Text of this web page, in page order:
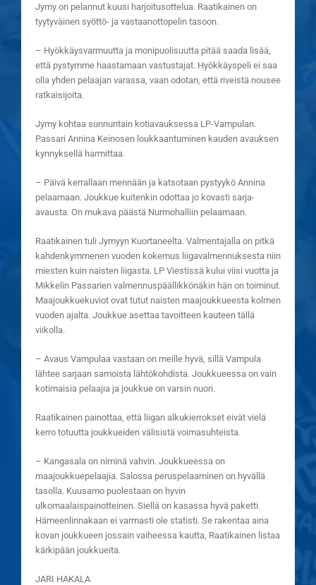
Jymy on pelannut kuusi harjoitusottelua. Raatikainen on
tyytyväinen syöttö- ja vastaanottopelin tasoon.
– Hyökkäysvarmuutta ja monipuolisuutta pitää saada lisää,
että pystymme haastamaan vastustajat. Hyökkäyspeli ei saa
olla yhden pelaajan varassa, vaan odotan, että riveistä nousee
ratkaisijoita.
Jymy kohtaa sunnuntain kotiavauksessa LP-Vampulan.
Passari Annina Keinosen loukkaantuminen kauden avauksen
kynnyksellä harmittaa.
– Päivä kerrallaan mennään ja katsotaan pystyykö Annina
pelaamaan. Joukkue kuitenkin odottaa jo kovasti sarja-
avausta. On mukava päästä Nurmohalliin pelaamaan.
Raatikainen tuli Jymyyn Kuortaneelta. Valmentajalla on pitkä
kahdenkymmenen vuoden kokemus liigavalmennuksesta niin
miesten kuin naisten liigasta. LP Viestissä kului viisi vuotta ja
Mikkelin Passarien valmennuspäällikkönäkin hän on toiminut.
Maajoukkuekuviot ovat tutut naisten maajoukkueesta kolmen
vuoden ajalta. Joukkue asettaa tavoitteen kauteen tällä
viikolla.
– Avaus Vampulaa vastaan on meille hyvä, sillä Vampula
lähtee sarjaan samoista lähtökohdista. Joukkueessa on vain
kotimaisia pelaajia ja joukkue on varsin nuori.
Raatikainen painottaa, että liigan alkukierrokset eivät vielä
kerro totuutta joukkueiden välisistä voimasuhteista.
– Kangasala on niminä vahvin. Joukkueessa on
maajoukkuepelaajia. Salossa peruspelaaminen on hyvällä
tasolla. Kuusamo puolestaan on hyvin
ulkomaalaispainotteinen. Siellä on kasassa hyvä paketti.
Hämeenlinnakaan ei varmasti ole statisti. Se rakentaa aina
kovan joukkueen jossain vaiheessa kautta, Raatikainen listaa
kärkipään joukkueita.
JARI HAKALA